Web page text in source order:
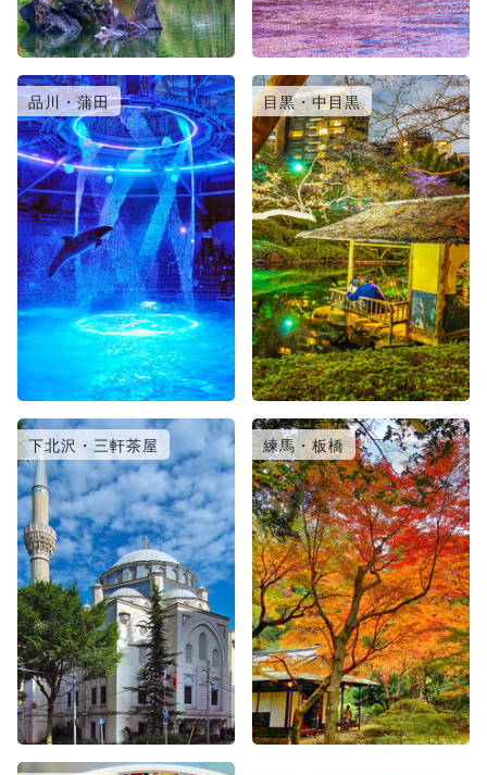
品川・蒲田 目黒・中目黒
下北沢・三軒茶屋 練馬・板橋